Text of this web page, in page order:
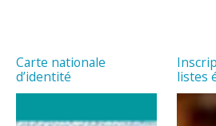
Carte nationale
d’identité
listes